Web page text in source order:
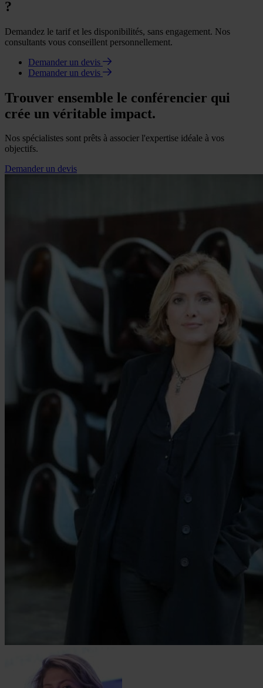
?
Demandez le tarif et les disponibilités, sans engagement. Nos
consultants vous conseillent personnellement.
Demander un devis
Demander un devis
Trouver ensemble le conférencier qui
crée un véritable impact.
Nos spécialistes sont prêts à associer l'expertise idéale à vos
objectifs.
Demander un devis